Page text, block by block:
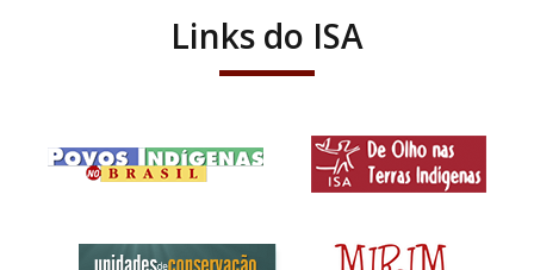
Links do ISA